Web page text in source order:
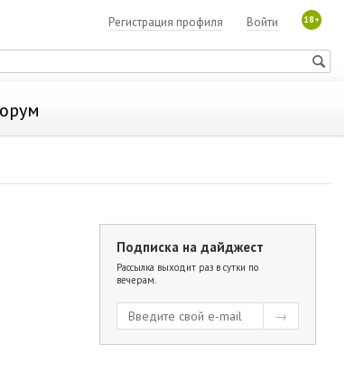
18+
Войти
Регистрация профиля
Подписка на дайджест
Рассылка выходит раз в сутки по
вечерам.